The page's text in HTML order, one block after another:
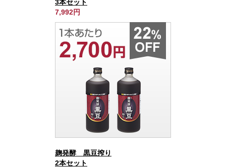
3本セット
7,992円
麹発酵 黒豆搾り
2本セット